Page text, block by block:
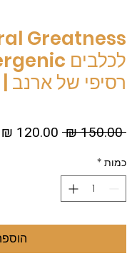
רסיפי של ארנב | 2 ק"ג
‏150.00 ‏₪
מחיר
כמות *